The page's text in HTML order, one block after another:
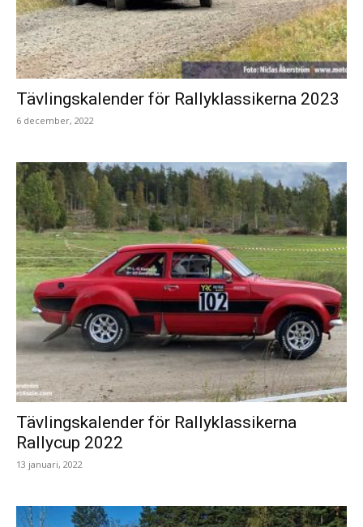
Tävlingskalender för Rallyklassikerna 2023
6 december, 2022
Tävlingskalender för Rallyklassikerna
Rallycup 2022
13 januari, 2022